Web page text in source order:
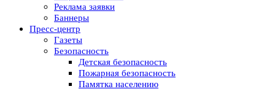
Реклама заявки
Баннеры
Пресс-центр
Газеты
Безопасность
Детская безопасность
Пожарная безопасность
Памятка населению